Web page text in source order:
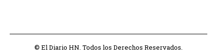
© El Diario HN. Todos los Derechos Reservados.